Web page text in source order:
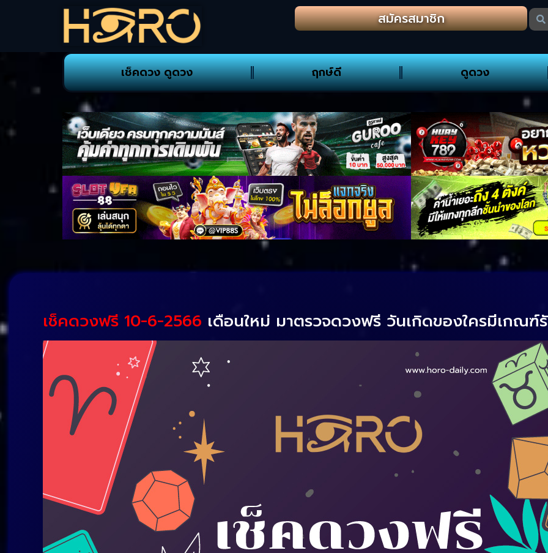
สมัครสมาชิก
เช็คดวง ดูดวง ฤกษ์ดี ดูดวง
เช็คดวงฟรี 10-6-2566 เดือนใหม่ มาตรวจดวงฟรี วันเกิดของใครมีเกณ